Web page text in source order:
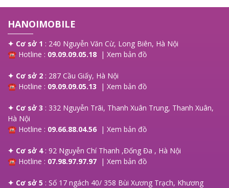
HANOIMOBILE
✦ Cơ sở 1 : 240 Nguyễn Văn Cừ, Long Biên, Hà Nội
☎ Hotline : 09.09.09.05.18 | Xem bản đồ
✦ Cơ sở 2 : 287 Cầu Giấy, Hà Nội
☎ Hotline : 09.09.09.05.13 | Xem bản đồ
✦ Cơ sở 3 : 332 Nguyễn Trãi, Thanh Xuân Trung, Thanh Xuân,
Hà Nội
☎ Hotline : 09.66.88.04.56 | Xem bản đồ
✦ Cơ sở 4: 92 Nguyễn Chí Thanh ,Đống Đa , Hà Nội
☎ Hotline : 07.98.97.97.97 | Xem bản đồ
✦ Cơ sở 5 : Số 17 ngách 40/ 358 Bùi Xương Trạch, Khương